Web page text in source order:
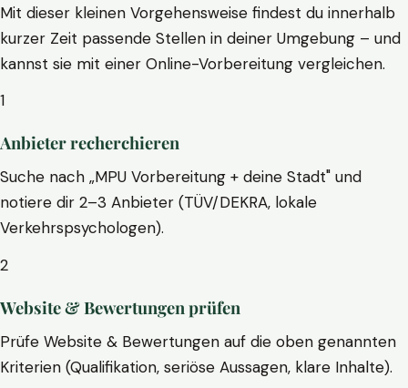
Mit dieser kleinen Vorgehensweise findest du innerhalb
kurzer Zeit passende Stellen in deiner Umgebung – und
kannst sie mit einer Online-Vorbereitung vergleichen.
1
Anbieter recherchieren
Suche nach „MPU Vorbereitung + deine Stadt" und
notiere dir 2–3 Anbieter (TÜV/DEKRA, lokale
Verkehrspsychologen).
2
Website & Bewertungen prüfen
Prüfe Website & Bewertungen auf die oben genannten
Kriterien (Qualifikation, seriöse Aussagen, klare Inhalte).